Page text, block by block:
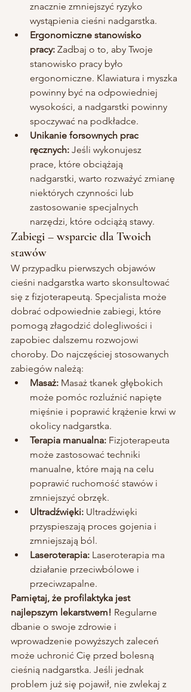
znacznie zmniejszyć ryzyko
wystąpienia cieśni nadgarstka.
Ergonomiczne stanowisko
pracy: Zadbaj o to, aby Twoje
stanowisko pracy było
ergonomiczne. Klawiatura i myszka
powinny być na odpowiedniej
wysokości, a nadgarstki powinny
spoczywać na podkładce.
Unikanie forsownych prac
ręcznych: Jeśli wykonujesz
prace, które obciążają
nadgarstki, warto rozważyć zmianę
niektórych czynności lub
zastosowanie specjalnych
narzędzi, które odciążą stawy.
Zabiegi – wsparcie dla Twoich
stawów
W przypadku pierwszych objawów
cieśni nadgarstka warto skonsultować
się z fizjoterapeutą. Specjalista może
dobrać odpowiednie zabiegi, które
pomogą złagodzić dolegliwości i
zapobiec dalszemu rozwojowi
choroby. Do najczęściej stosowanych
zabiegów należą:
Masaż: Masaż tkanek głębokich
może pomóc rozluźnić napięte
mięśnie i poprawić krążenie krwi w
okolicy nadgarstka.
Terapia manualna: Fizjoterapeuta
może zastosować techniki
manualne, które mają na celu
poprawić ruchomość stawów i
zmniejszyć obrzęk.
Ultradźwięki: Ultradźwięki
przyspieszają proces gojenia i
zmniejszają ból.
Laseroterapia: Laseroterapia ma
działanie przeciwbólowe i
przeciwzapalne.
Pamiętaj, że profilaktyka jest
najlepszym lekarstwem! Regularne
dbanie o swoje zdrowie i
wprowadzenie powyższych zaleceń
może uchronić Cię przed bolesną
cieśnią nadgarstka. Jeśli jednak
problem już się pojawił, nie zwlekaj z